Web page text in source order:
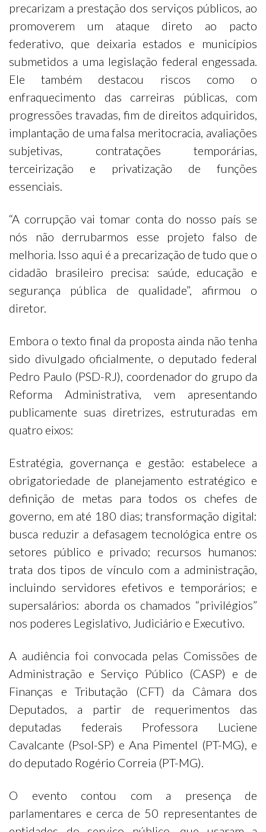
precarizam a prestação dos serviços públicos, ao
promoverem um ataque direto ao pacto
federativo, que deixaria estados e municípios
submetidos a uma legislação federal engessada.
Ele também destacou riscos como o
enfraquecimento das carreiras públicas, com
progressões travadas, fim de direitos adquiridos,
implantação de uma falsa meritocracia, avaliações
subjetivas, contratações temporárias,
terceirização e privatização de funções
essenciais.
“A corrupção vai tomar conta do nosso país se
nós não derrubarmos esse projeto falso de
melhoria. Isso aqui é a precarização de tudo que o
cidadão brasileiro precisa: saúde, educação e
segurança pública de qualidade”, afirmou o
diretor.
Embora o texto final da proposta ainda não tenha
sido divulgado oficialmente, o deputado federal
Pedro Paulo (PSD-RJ), coordenador do grupo da
Reforma Administrativa, vem apresentando
publicamente suas diretrizes, estruturadas em
quatro eixos:
Estratégia, governança e gestão: estabelece a
obrigatoriedade de planejamento estratégico e
definição de metas para todos os chefes de
governo, em até 180 dias; transformação digital:
busca reduzir a defasagem tecnológica entre os
setores público e privado; recursos humanos:
trata dos tipos de vínculo com a administração,
incluindo servidores efetivos e temporários; e
supersalários: aborda os chamados “privilégios”
nos poderes Legislativo, Judiciário e Executivo.
A audiência foi convocada pelas Comissões de
Administração e Serviço Público (CASP) e de
Finanças e Tributação (CFT) da Câmara dos
Deputados, a partir de requerimentos das
deputadas federais Professora Luciene
Cavalcante (Psol-SP) e Ana Pimentel (PT-MG), e
do deputado Rogério Correia (PT-MG).
O evento contou com a presença de
parlamentares e cerca de 50 representantes de